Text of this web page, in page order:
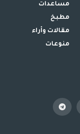
مساعدات
مطبخ
مقالات وأراء
منوعات